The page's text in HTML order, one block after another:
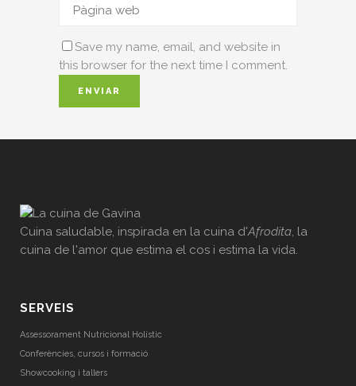
Save my name, email, and website in
this browser for the next time I comment.
Cuina saludable, inspirada en la cuina d'Afrodita, la
cuina de l'amor que estima el cos i estima la vida.
SERVEIS
Assessorament Nutricional Holístic
Conferències, cursos i formació
Showcooking i tallers